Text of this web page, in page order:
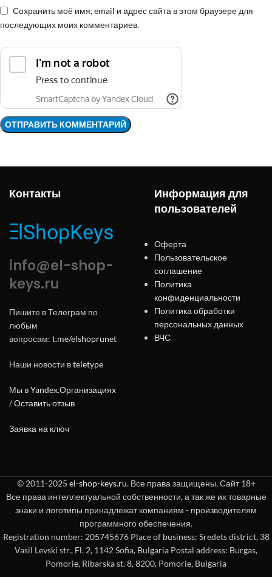
Сохранить моё имя, email и адрес сайта в этом браузере для
последующих моих комментариев.
Контакты
info@el-shop-
keys.ru
Пишите в Телеграм по
любым
вопросам: t.me/elshoprunet
Наши новости вteletype
Мы вYandex.Организациях
/Оставить отзыв
Заявка на ключ
Информация для
пользователей
Оферта
Пользовательское
соглашение
Политика
конфиденциальности
Политика обработки
персональных данных
ВЧС
© 2011-2025 el-shop-keys.ru. Все права защищены. Сайт 18+
Все права интеллектуальной собственности, а так же их товарные
знаки и логотипы принадлежат компаниям - производителям
программного обеспечения.
Registration number: 205745676 Place of business: Sredets district, 38
Vasil Levski str., Fl. 2, 1142 Sofia, Bulgaria Postal address: Burgas,
Pomorie, Ribarska st. 8, 8200, Pomorie, Bulgaria